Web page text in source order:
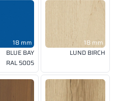
18 mm
BLUE BAY
RAL 5005
18 mm
LUND BIRCH